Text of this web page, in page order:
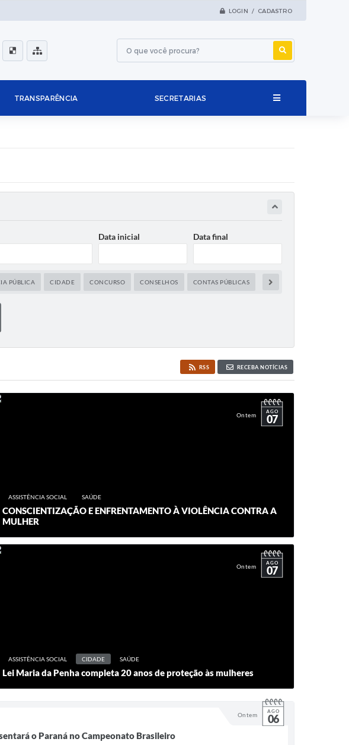
LOGIN / CADASTRO
TRANSPARÊNCIA SECRETARIAS
Data inicial Data final
PÚBLICA CIDADE CONCURSO CONSELHOS CONTAS PÚBLICAS CULTURA E TURISMO
RSS RECEBA NOTÍCIAS
Ontem AGO
07
ASSISTÊNCIA SOCIAL SAÚDE
CONSCIENTIZAÇÃO E ENFRENTAMENTO À VIOLÊNCIA CONTRA A
MULHER
Ontem AGO
07
ASSISTÊNCIA SOCIAL CIDADE SAÚDE
Lei Maria da Penha completa 20 anos de proteção às mulheres
Ontem AGO
06
o Paraná no Campeonato Brasileiro